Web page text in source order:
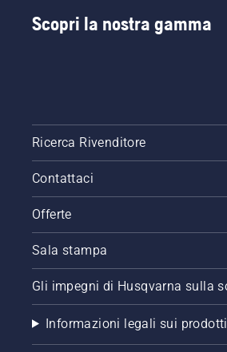
Scopri la nostra gamma
Ricerca Rivenditore
Contattaci
Offerte
Sala stampa
Gli impegni di Husqvarna sulla
Informazioni legali sui prodotti